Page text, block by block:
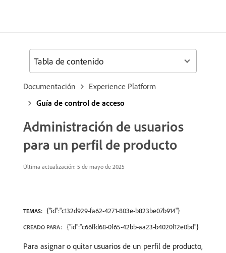
Documentación
Experience Platform
Guía de control de acceso
Administración de usuarios
para un perfil de producto
Última actualización: 5 de mayo de 2025
TEMAS: {"id":"c132d929-fa62-4271-803e-b823be07b914"}
CREADO PARA: {"id":"c66ffd68-0f65-42bb-aa23-b4020f12e0bd"}
Para asignar o quitar usuarios de un perfil de producto,
Tabla de contenido